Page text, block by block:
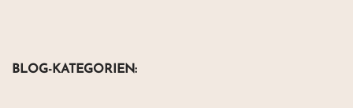
BLOG-KATEGORIEN: